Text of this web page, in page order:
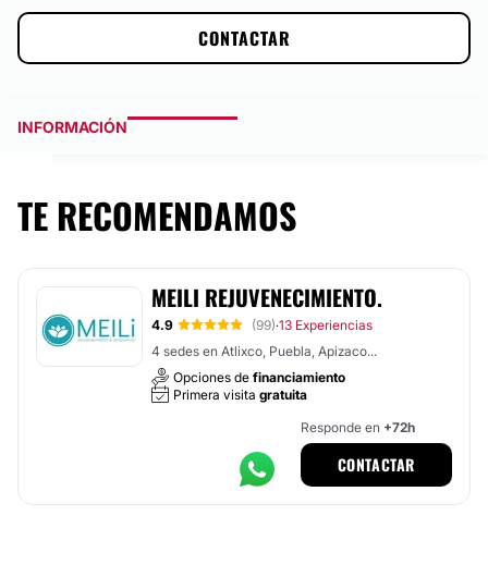
CONTACTAR
INFORMACIÓN
TE RECOMENDAMOS
MEILI REJUVENECIMIENTO.
4.9 (99)·13 Experiencias
4 sedes en Atlixco, Puebla, Apizaco...
Opciones de financiamiento
Primera visita gratuita
Responde en +72h
CONTACTAR